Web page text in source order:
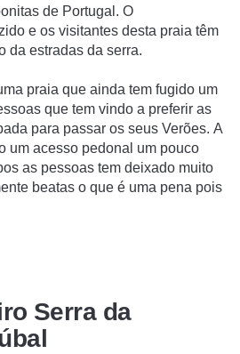
de Portugal. O
e os visitantes desta praia têm
da estradas da serra.
praia que ainda tem fugido um
que tem vindo a preferir as
para passar os seus Verões. A
um acesso pedonal um pouco
as pessoas tem deixado muito
beatas o que é uma pena pois
Serra da